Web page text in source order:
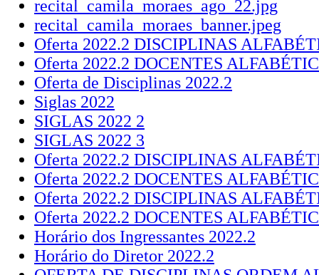
recital_camila_moraes_ago_22.jpg
recital_camila_moraes_banner.jpeg
Oferta 2022.2 DISCIPLINAS
Oferta 2022.2 DOCENTES
Oferta de Disciplinas 2022.2
Siglas 2022
SIGLAS 2022 2
SIGLAS 2022 3
Oferta 2022.2 DISCIPLINAS
Oferta 2022.2 DOCENTES
Oferta 2022.2 DISCIPLINAS
Oferta 2022.2 DOCENTES
Horário dos Ingressantes 2022.2
Horário do Diretor 2022.2